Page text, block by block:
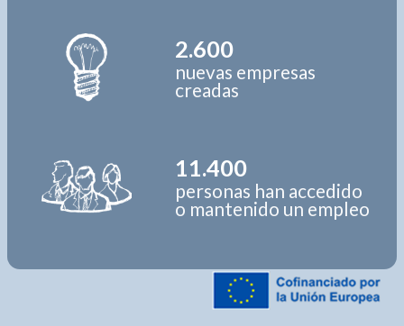
2.600
nuevas empresas
creadas
11.400
personas han accedido
o mantenido un empleo